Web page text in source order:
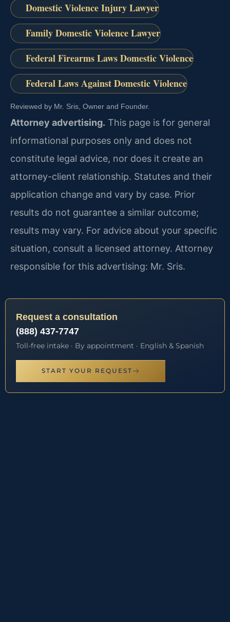
Domestic Violence Injury Lawyer
Family Domestic Violence Lawyer
Federal Firearms Laws Domestic Violence
Federal Laws Against Domestic Violence
Reviewed by Mr. Sris, Owner and Founder.
Attorney advertising. This page is for general
informational purposes only and does not
constitute legal advice, nor does it create an
attorney-client relationship. Statutes and their
application change and vary by case. Prior
results do not guarantee a similar outcome;
results may vary. For advice about your specific
situation, consult a licensed attorney. Attorney
responsible for this advertising: Mr. Sris.
Request a consultation
(888) 437-7747
Toll-free intake · By appointment · English & Spanish
START YOUR REQUEST